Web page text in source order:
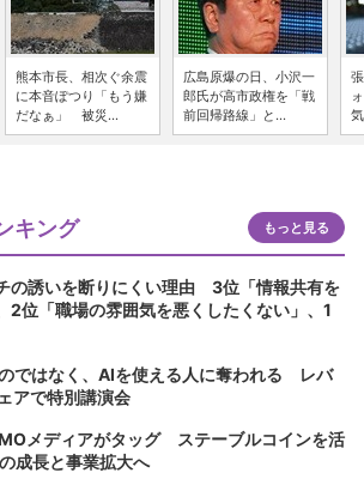
熊本市長、相次ぐ余震
に本音ぽつり「もう嫌
だなぁ」 被災...
広島原爆の日、小沢一
郎氏が高市政権を「戦
前回帰路線」と...
キング もっと見る
の誘いを断りにくい理由 3位「情報共有を
2位「職場の雰囲気を悪くしたくない」、1
ではなく、AIを使える人に奪われる レバ
アで特別講演会
メディアがタッグ ステーブルコインを活
成長と事業拡大へ